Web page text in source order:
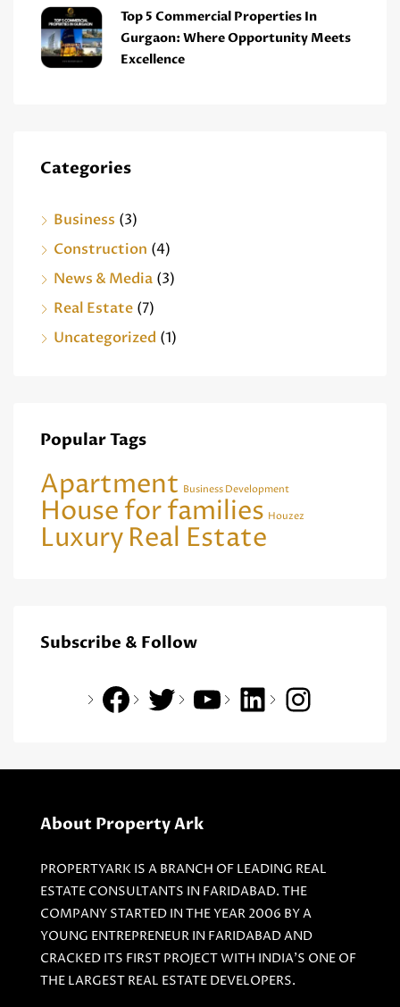
Top 5 Commercial Properties In
Gurgaon: Where Opportunity Meets
Excellence
Categories
Business (3)
Construction (4)
News & Media (3)
Real Estate (7)
Uncategorized (1)
Popular Tags
Apartment Business Development
House for families Houzez
Luxury Real Estate
Subscribe & Follow
About Property Ark
PROPERTYARK IS A BRANCH OF LEADING REAL
ESTATE CONSULTANTS IN FARIDABAD. THE
COMPANY STARTED IN THE YEAR 2006 BY A
YOUNG ENTREPRENEUR IN FARIDABAD AND
CRACKED ITS FIRST PROJECT WITH INDIA'S ONE OF
THE LARGEST REAL ESTATE DEVELOPERS.